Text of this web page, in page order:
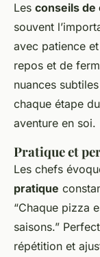
Les conseils de
souvent
avec patience
repos et de
nuances
chaque étape
aventure en soi.
Pratique et
Les chefs
pratique
“Chaque pizza
saisons.”
répétition et